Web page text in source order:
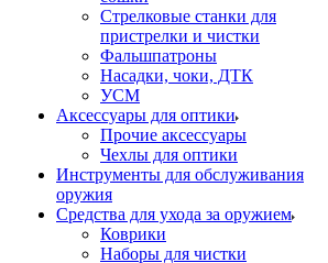
Стрелковые станки для
пристрелки и чистки
Фальшпатроны
Насадки, чоки, ДТК
УСМ
Аксессуары для оптики
Прочие аксессуары
Чехлы для оптики
Инструменты для обслуживания
оружия
Средства для ухода за оружием
Коврики
Наборы для чистки